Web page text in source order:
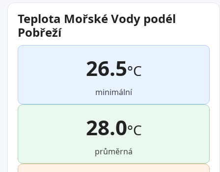
Teplota Mořské Vody podél
Pobřeží
26.5°C
minimální
28.0°C
průměrná